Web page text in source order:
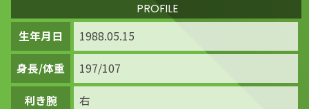
生年月日 1988.05.15
身長/体重 197/107
利き腕 右
PROFILE